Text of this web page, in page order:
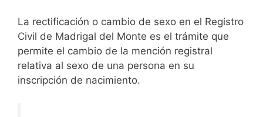
La rectificación o cambio de sexo en el Registro
Civil de Madrigal del Monte es el trámite que
permite el cambio de la mención registral
relativa al sexo de una persona en su
inscripción de nacimiento.